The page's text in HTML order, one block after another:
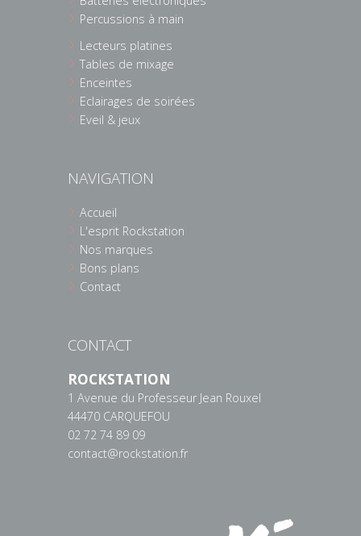
Percussions à main
Lecteurs platines
Tables de mixage
Enceintes
Eclairages de soirées
Eveil & jeux
NAVIGATION
Accueil
L'esprit Rockstation
Nos marques
Bons plans
Contact
CONTACT
ROCKSTATION
1 Avenue du Professeur Jean Rouxel
44470 CARQUEFOU
02 72 74 89 09
contact@rockstation.fr